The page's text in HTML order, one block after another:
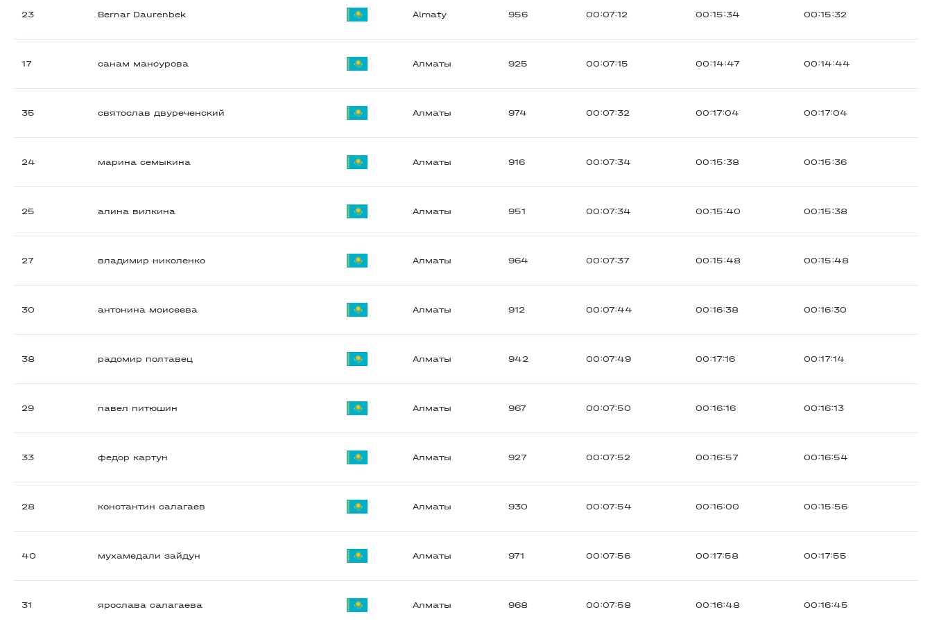
23 Bernar Daurenbek Almaty 956 00:07:12 00:15:34 00:15:32
17 санам мансурова Алматы 925 00:07:15 00:14:47 00:14:44
35 святослав двуреченский Алматы 974 00:07:32 00:17:04 00:17:04
24 марина семыкина Алматы 916 00:07:34 00:15:38 00:15:36
25 алина вилкина Алматы 951 00:07:34 00:15:40 00:15:38
27 владимир николенко Алматы 964 00:07:37 00:15:48 00:15:48
30 антонина моисеева Алматы 912 00:07:44 00:16:38 00:16:30
38 радомир полтавец Алматы 942 00:07:49 00:17:16 00:17:14
29 павел питюшин Алматы 967 00:07:50 00:16:16 00:16:13
33 федор картун Алматы 927 00:07:52 00:16:57 00:16:54
28 константин салагаев Алматы 930 00:07:54 00:16:00 00:15:56
40 мухамедали зайдун Алматы 971 00:07:56 00:17:58 00:17:55
31 ярослава салагаева Алматы 968 00:07:58 00:16:48 00:16:45